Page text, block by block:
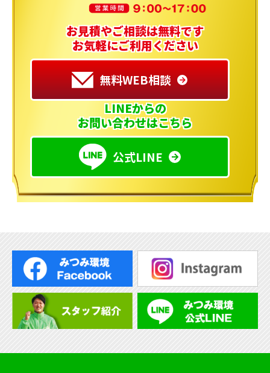
お見積やご相談は無料です
お気軽にご利用ください
無料WEB相談
LINEからの
お問い合わせはこちら
公式LINE